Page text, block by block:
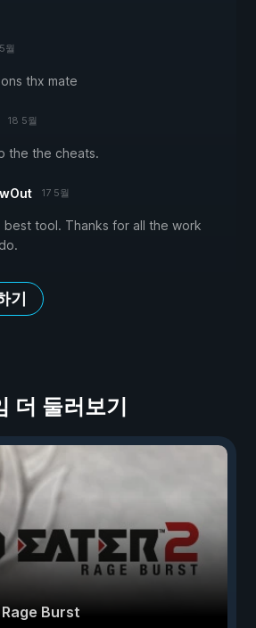
월
thx mate
18 5월
the the cheats.
17 5월
best tool. Thanks for all the work
기
더 둘러보기
Rage Burst